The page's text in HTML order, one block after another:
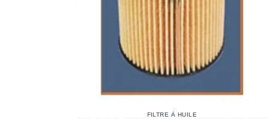
FILTRE À HUILE